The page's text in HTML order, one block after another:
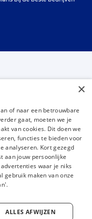
werkgevers
FacebookLinkedIn YouTube
×
of naar een betrouwbare
gaat, moeten we je
van cookies. Dit doen we
functies te bieden voor
analyseren. Kort gezegd
aan jouw persoonlijke
waar je niks
gebruik maken van onze
ALLES AFWIJZEN